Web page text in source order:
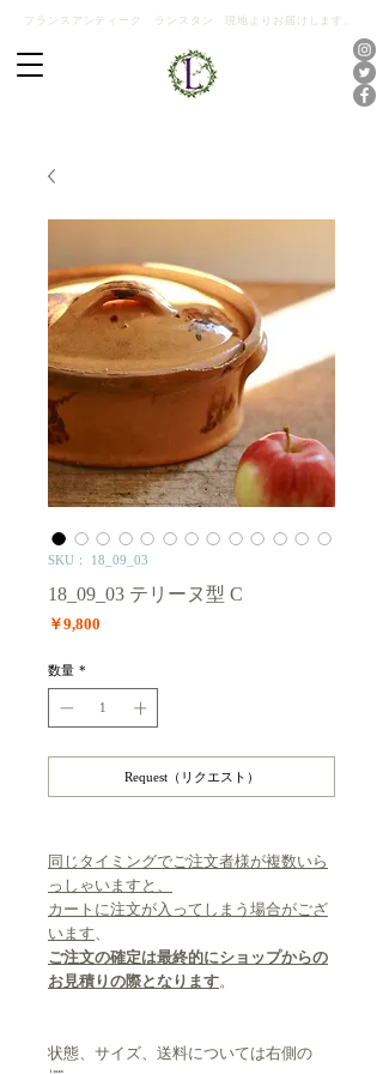
フランスアンティーク ランスタン 現地よりお届けします。
SKU： 18_09_03
18_09_03 テリーヌ型 C
￥9,800
数量 *
Request（リクエスト）
同じタイミングでご注文者様が複数いら
っしゃいますと、
カートに注文が入ってしまう場合がござ
います
ご注文の確定は最終的にショップからの
お見積りの際となります。
状態、サイズ、送料については右側の